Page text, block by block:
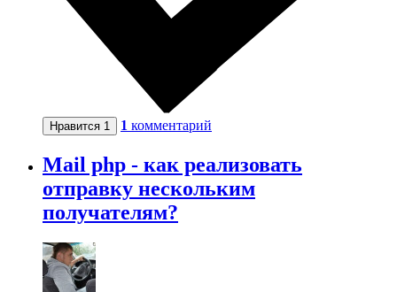
Нравится 1 1 комментарий
Mail php - как реализовать
отправку нескольким
получателям?